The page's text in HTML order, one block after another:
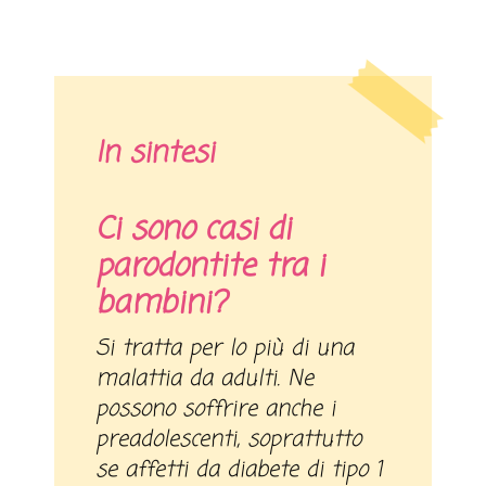
In sintesi
Ci sono casi di
parodontite tra i
bambini?
Si tratta per lo più di una
malattia da adulti. Ne
possono soffrire anche i
preadolescenti, soprattutto
se affetti da diabete di tipo 1